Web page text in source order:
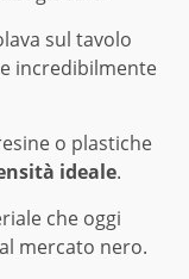
sul tavolo
incredibilmente
o plastiche
ideale.
che oggi
mercato nero.